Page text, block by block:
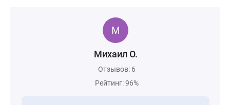
Михаил О.
Отзывов: 6
Рейтинг: 96%